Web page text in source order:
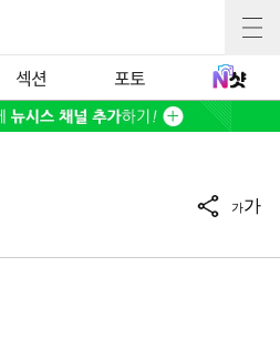
섹션 포토
가가